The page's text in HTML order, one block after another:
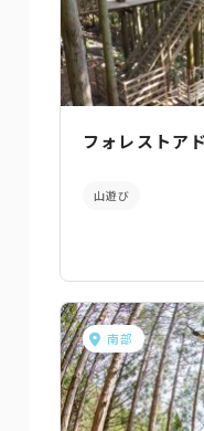
フォレストア
山遊び
南部